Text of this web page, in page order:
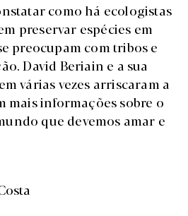
como há ecologistas
preservar espécies em
preocupam com tribos e
David Beriain e a sua
várias vezes arriscaram a
mais informações sobre o
que devemos amar e